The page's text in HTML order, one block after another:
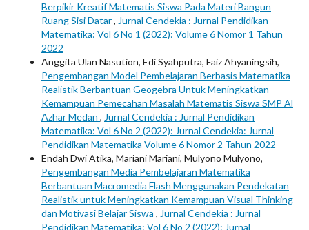
Berpikir Kreatif Matematis Siswa Pada Materi Bangun
Ruang Sisi Datar, Jurnal Cendekia : Jurnal Pendidikan
Matematika: Vol 6 No 1 (2022): Volume 6 Nomor 1 Tahun
2022
Anggita Ulan Nasution, Edi Syahputra, Faiz Ahyaningsih,
Pengembangan Model Pembelajaran Berbasis Matematika
Realistik Berbantuan Geogebra Untuk Meningkatkan
Kemampuan Pemecahan Masalah Matematis Siswa SMP Al
Azhar Medan , Jurnal Cendekia : Jurnal Pendidikan
Matematika: Vol 6 No 2 (2022): Jurnal Cendekia: Jurnal
Pendidikan Matematika Volume 6 Nomor 2 Tahun 2022
Endah Dwi Atika, Mariani Mariani, Mulyono Mulyono,
Pengembangan Media Pembelajaran Matematika
Berbantuan Macromedia Flash Menggunakan Pendekatan
Realistik untuk Meningkatkan Kemampuan Visual Thinking
dan Motivasi Belajar Siswa , Jurnal Cendekia : Jurnal
Pendidikan Matematika: Vol 6 No 2 (2022): Jurnal